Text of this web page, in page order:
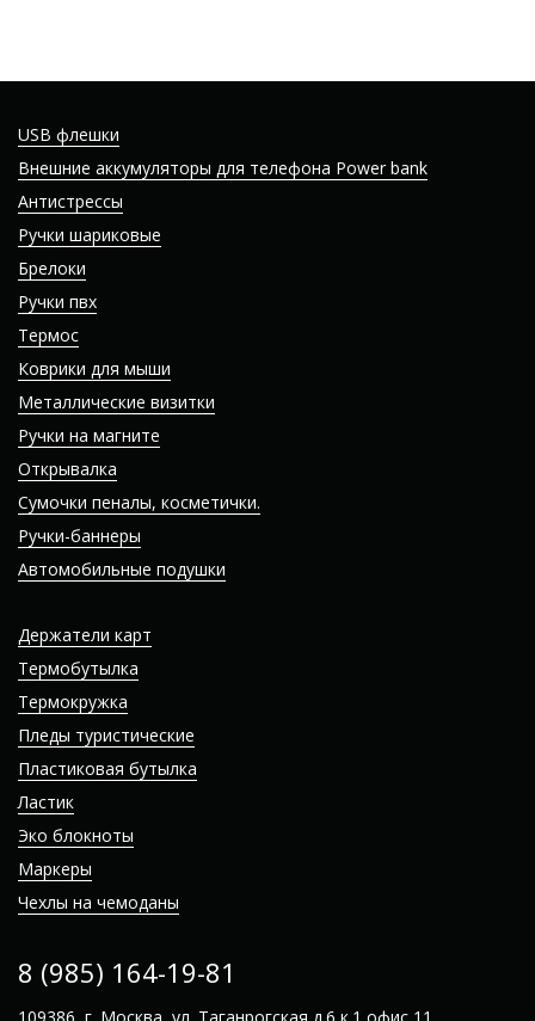
USB флешки
Внешние аккумуляторы для телефона Power bank
Антистрессы
Ручки шариковые
Брелоки
Ручки пвх
Термос
Коврики для мыши
Металлические визитки
Ручки на магните
Открывалка
Сумочки пеналы, косметички.
Ручки-баннеры
Автомобильные подушки
Держатели карт
Термобутылка
Термокружка
Пледы туристические
Пластиковая бутылка
Ластик
Эко блокноты
Маркеры
Чехлы на чемоданы
8 (985) 164-19-81